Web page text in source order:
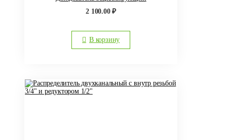
2 100.00₽
В корзину